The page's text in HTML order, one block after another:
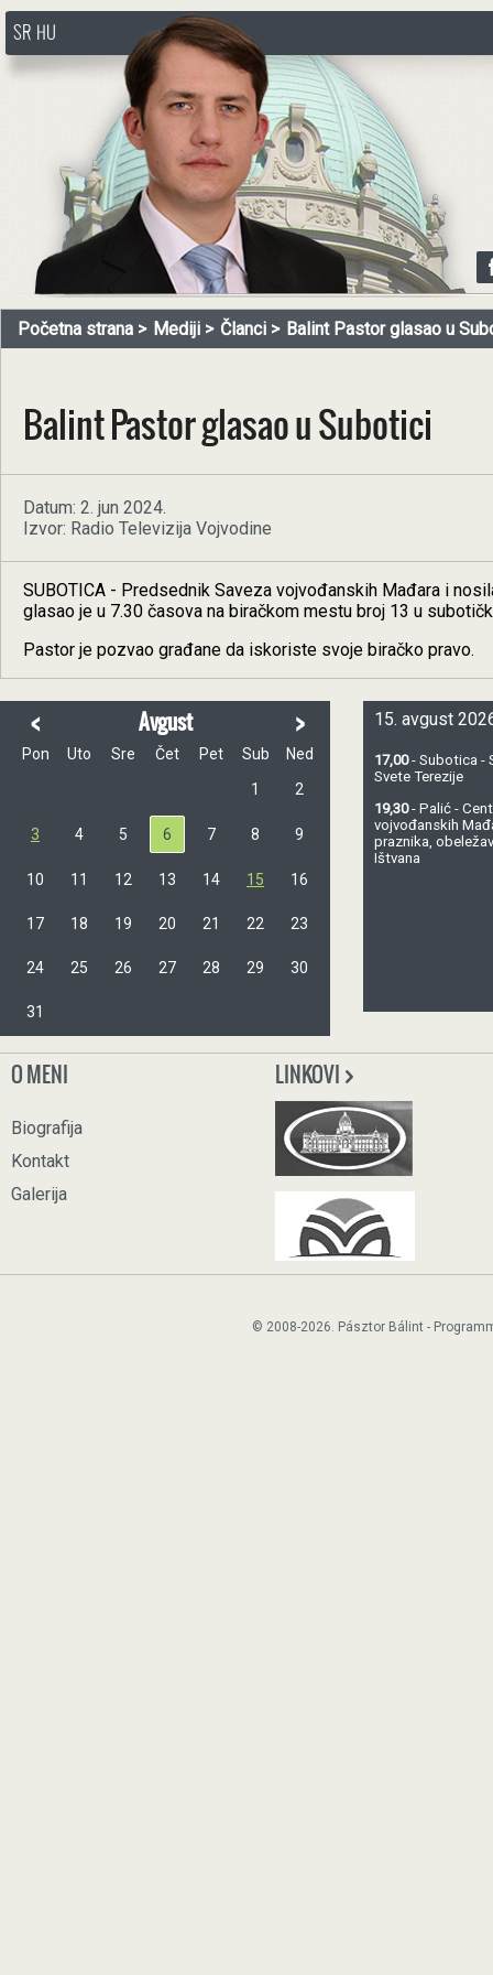
http://www.pasztorbalint.rs/sr
SR HU
Početna strana Mediji Članci Balint Pastor glasao u
Balint Pastor glasao u Subotici
Datum: 2. jun 2024.
Izvor: Radio Televizija Vojvodine
SUBOTICA - Predsednik Saveza vojvođanskih Mađara i
glasao je u 7.30 časova na biračkom mestu broj 13 u
Pastor je pozvao građane da iskoriste svoje biračko pravo.
< Avgust >
Pon Uto Sre Čet Pet Sub
Ned
1
2
3 4 5 6 7 8 9
10 11 12 13 14 15 16
17 18 19 20 21 22 23
24 25 26 27 28 29 30
31
15. avgust
17,00- Subotica -
Svete Terezije
19,30- Palić -
vojvođanskih
praznika,
Ištvana
O MENI
Biografija
Kontakt
Galerija
LINKOVI
© 2008-2026. Pásztor Bálint -